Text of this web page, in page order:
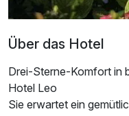
Über das Hotel
Drei-Sterne-Komfort in
Hotel Leo
Sie erwartet ein